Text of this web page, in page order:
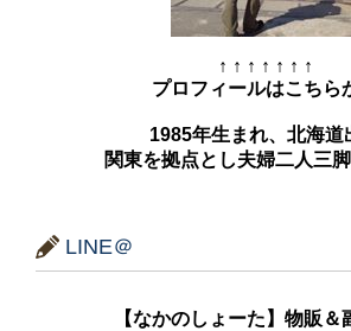
↑ ↑ ↑ ↑ ↑ ↑ ↑
プロフィールはこちら
1985年生まれ、北海道
関東を拠点とし夫婦二人三
LINE＠
【なかのしょーた】物販＆